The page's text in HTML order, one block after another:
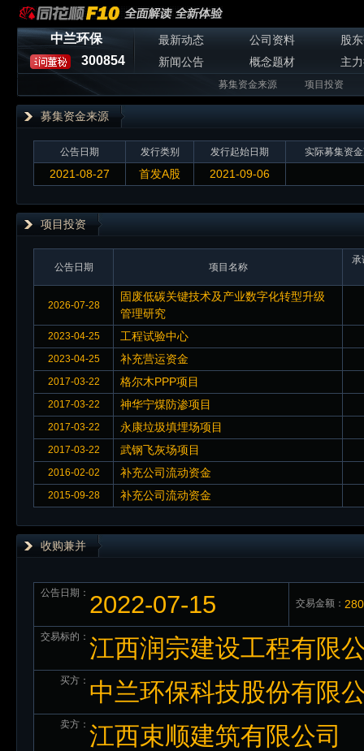
中兰环保
300854
最新动态 公司资料
股
新闻公告
概念题材 主
募集资金来源 项目投资
募集资金来源
公告日期 发行类别 发行起始日期 实际募集资
2021-08-27 首发A股 2021-09-06
项目投资
公告日期 项目名称
承
2026-07-28
固废低碳关键技术及产业数字化转型升级
管理研究
2023-04-25 工程试验中心
2023-04-25 补充营运资金
2017-03-22 格尔木PPP项目
2017-03-22 神华宁煤防渗项目
2017-03-22 永康垃圾填埋场项目
2017-03-22 武钢飞灰场项目
2016-02-02 补充公司流动资金
2015-09-28 补充公司流动资金
收购兼并
公告日期： 2022-07-15 交易金额：
交易标的： 江西润宗建设工程有限
买方： 中兰环保科技股份有限
卖方： 江西束顺建筑有限公司